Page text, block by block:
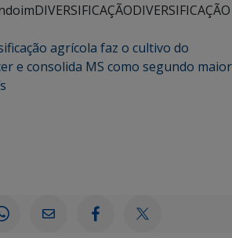
DIVERSIFICAÇÃODIVERSIFICAÇÃO
agrícola faz o cultivo do
e consolida MS como segundo maior